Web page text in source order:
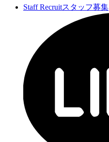
Staff Recruitスタッフ募集